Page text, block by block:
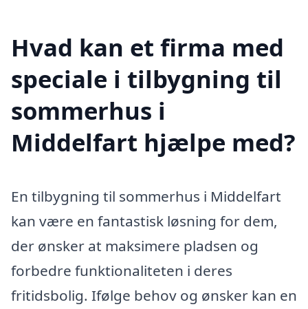
Hvad kan et firma med
speciale i tilbygning til
sommerhus i
Middelfart hjælpe med?
En tilbygning til sommerhus i Middelfart
kan være en fantastisk løsning for dem,
der ønsker at maksimere pladsen og
forbedre funktionaliteten i deres
fritidsbolig. Ifølge behov og ønsker kan en